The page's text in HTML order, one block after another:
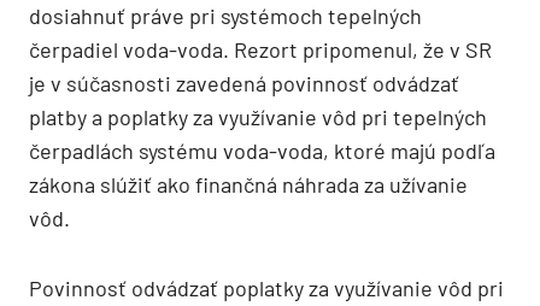
dosiahnuť práve pri systémoch tepelných
čerpadiel voda-voda. Rezort pripomenul, že v SR
je v súčasnosti zavedená povinnosť odvádzať
platby a poplatky za využívanie vôd pri tepelných
čerpadlách systému voda-voda, ktoré majú podľa
zákona slúžiť ako finančná náhrada za užívanie
vôd.
Povinnosť odvádzať poplatky za využívanie vôd pri